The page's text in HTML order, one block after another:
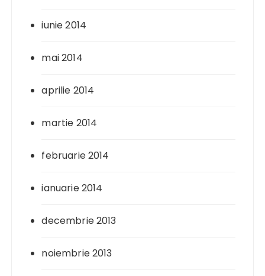
iunie 2014
mai 2014
aprilie 2014
martie 2014
februarie 2014
ianuarie 2014
decembrie 2013
noiembrie 2013